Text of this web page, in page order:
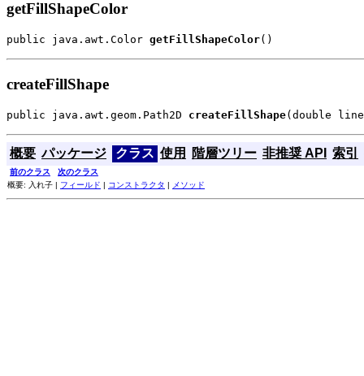
getFillShapeColor
public java.awt.Color getFillShapeColor()
createFillShape
public java.awt.geom.Path2D createFillShape(double
概要 パッケージ クラス 使用 階層ツリー 非推奨 API 索引
前のクラス
次のクラス
概要: 入れ子 | フィールド | コンストラクタ | メソッド